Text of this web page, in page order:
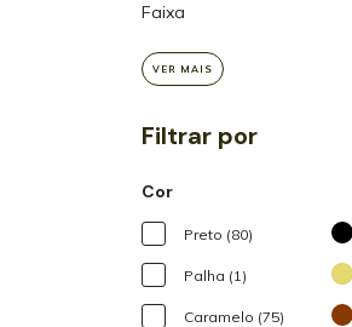
Faixa
VER MAIS
Filtrar por
Cor
Preto (80)
Palha (1)
Caramelo (75)